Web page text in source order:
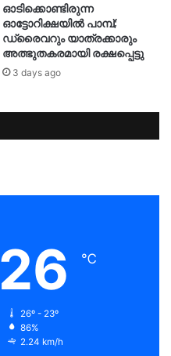
ഓടിക്കൊണ്ടിരുന്ന
ഓട്ടോറിക്ഷയിൽ പാമ്പ്;
ഡ്രൈവറും യാത്രക്കാരും
അത്ഭുതകരമായി രക്ഷപ്പെട്ടു
3 days ago
26 ℃
26º - 23º
86%
2.24 km/h